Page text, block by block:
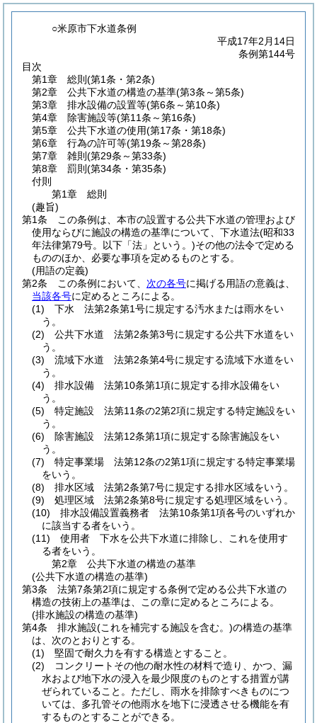
○米原市下水道条例
平成17年2月14日
条例第144号
目次
第1章
総則 (第1条・第2条)
第2章
公共下水道の構造の基準(第3条～第5条)
第3章
排水設備の設置等(第6条～第10条)
第4章
除害施設等(第11条～第16条)
第5章
公共下水道の使用(第17条・第18条)
第6章
行為の許可等(第19条～第28条)
第7章
雑則 (第29条～第33条)
第8章
罰則 (第34条・第35条)
付則
第1章
総則
(趣旨)
第1条
この条例は、本市の設置する公共下水道の管理および
使用ならびに施設の構造の基準について、下水道法(昭和33
年法律第79号。以下「法」という。)その他の法令で定める
もののほか、必要な事項を定めるものとする。
(用語の定義)
第2条
この条例において、 次の各号に掲げる用語の意義は、
当該各号に定めるところによる。
(1)
下水 法第2条第1号に規定する汚水または雨水をい
う。
(2)
公共下水道 法第2条第3号に規定する公共下水道をい
う。
(3)
流域下水道 法第2条第4号に規定する流域下水道をい
う。
(4)
排水設備 法第10条第1項に規定する排水設備をい
う。
(5)
特定施設 法第11条の2第2項に規定する特定施設をい
う。
(6)
除害施設 法第12条第1項に規定する除害施設をい
う。
(7)
特定事業場 法第12条の2第1項に規定する特定事業場
をいう。
(8)
排水区域 法第2条第7号に規定する排水区域をいう。
(9)
処理区域 法第2条第8号に規定する処理区域をいう。
(10)
排水設備設置義務者 法第10条第1項各号のいずれか
に該当する者をいう。
(11)
使用者 下水を公共下水道に排除し、これを使用す
る者をいう。
第2章
公共下水道の構造の基準
(公共下水道の構造の基準)
第3条
法第7条第2項に規定する条例で定める公共下水道の
構造の技術上の基準は、この章に定めるところによる。
(排水施設の構造の基準)
第4条
排水施設(これを補完する施設を含む。)の構造の基準
は、次のとおりとする。
(1)
堅固で耐久力を有する構造とすること。
(2)
コンクリートその他の耐水性の材料で造り、かつ、漏
水および地下水の浸入を最少限度のものとする措置が講
ぜられていること。 ただし、雨水を排除すべきものにつ
いては、多孔管その他雨水を地下に浸透させる機能を有
するものとすることができる。